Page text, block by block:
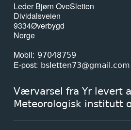
Leder Bjørn OveSletten
Dividalsveien
9334Øverbygd
Norge
Mobil
97048759
E-post bsletten73@gmail.com
Værvarsel fra Yr levert
Meteorologisk institutt